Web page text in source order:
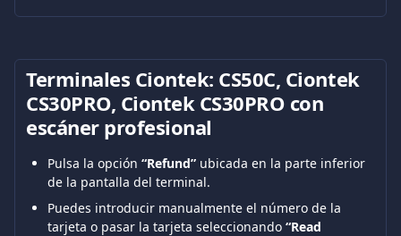
Terminales Ciontek: CS50C, Ciontek
CS30PRO, Ciontek CS30PRO con
escáner profesional
Pulsa la opción “Refund” ubicada en la parte inferior
de la pantalla del terminal.
Puedes introducir manualmente el número de la
tarjeta o pasar la tarjeta seleccionando “Read